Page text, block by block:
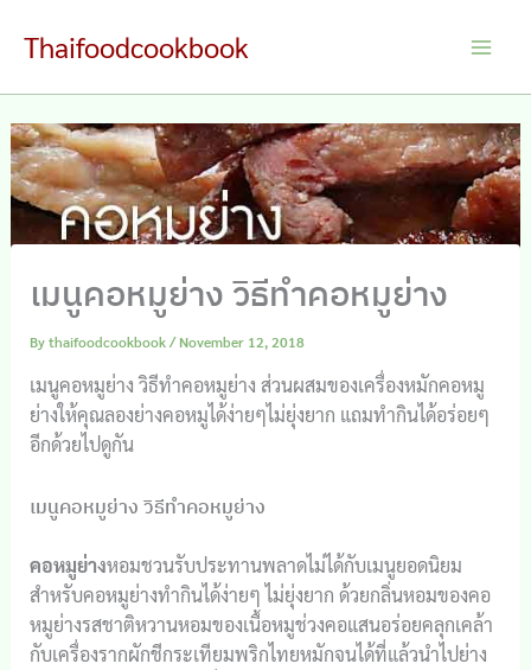
Thaifoodcookbook
เมนูคอหมูย่าง วิธีทำคอหมูย่าง
Bythaifoodcookbook/November 12, 2018
เมนูคอหมูย่าง วิธีทำคอหมูย่าง ส่วนผสมของเครื่องหมักคอหมู
ย่างให้คุณลองย่างคอหมูได้ง่ายๆไม่ยุ่งยาก แถมทำกินได้อร่อยๆ
อีกด้วยไปดูกัน
เมนูคอหมูย่าง วิธีทำคอหมูย่าง
คอหมูย่างหอมชวนรับประทานพลาดไม่ได้กับเมนูยอดนิยม
สำหรับคอหมูย่างทำกินได้ง่ายๆ ไม่ยุ่งยาก ด้วยกลิ่นหอมของคอ
หมูย่างรสชาติหวานหอมของเนื้อหมูช่วงคอแสนอร่อยคลุกเคล้า
กับเครื่องรากผักชีกระเทียมพริกไทยหมักจนได้ที่แล้วนำไปย่าง